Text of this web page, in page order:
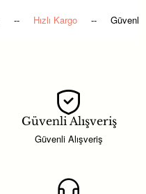
-- Hızlı Kargo -- Güvenli
Güvenli Alışveriş
Güvenli Alışveriş